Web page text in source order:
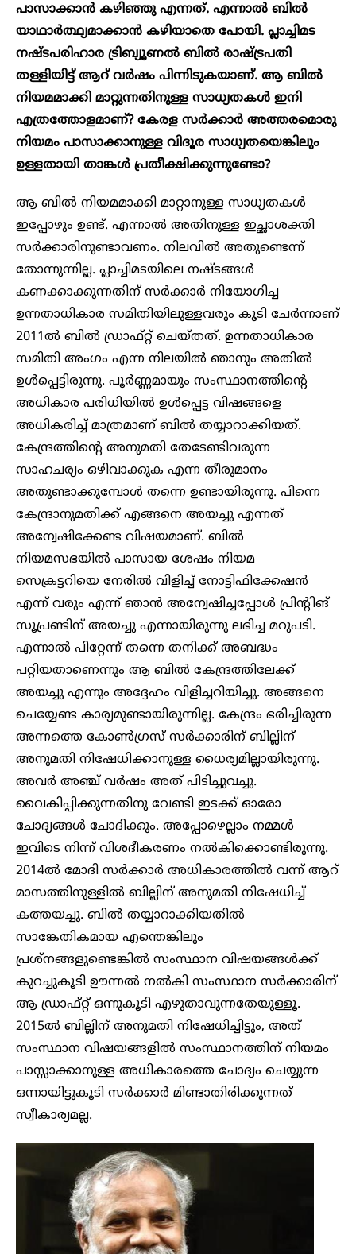
പാസാക്കാൻ കഴിഞ്ഞു എന്നത്. എന്നാൽ ബിൽ
യാഥാർത്ഥ്യമാക്കാൻ കഴിയാതെ പോയി. പ്ലാച്ചിമട
നഷ്ടപരിഹാര ട്രിബ്യൂണല്‍ ബില്‍ രാഷ്ട്രപതി
തള്ളിയിട്ട് ആറ് വർഷം പിന്നിടുകയാണ്. ആ ബിൽ
നിയമമാക്കി മാറ്റുന്നതിനുള്ള സാധ്യതകള്‍ ഇനി
എത്രത്തോളമാണ്? കേരള സര്‍ക്കാര്‍ അത്തരമൊരു
നിയമം പാസാക്കാനുള്ള വിദൂര സാധ്യതയെങ്കിലും
ഉള്ളതായി താങ്കൾ പ്രതീക്ഷിക്കുന്നുണ്ടോ?
ആ ബില്‍ നിയമമാക്കി മാറ്റാനുള്ള സാധ്യതകള്‍
ഇപ്പോഴും ഉണ്ട്. എന്നാല്‍ അതിനുള്ള ഇച്ഛാശക്തി
സര്‍ക്കാരിനുണ്ടാവണം. നിലവിൽ അതുണ്ടെന്ന്
തോന്നുന്നില്ല. പ്ലാച്ചിമടയിലെ നഷ്ടങ്ങൾ
കണക്കാക്കുന്നതിന് സര്‍ക്കാര്‍ നിയോഗിച്ച
ഉന്നതാധികാര സമിതിയിലുള്ളവരും കൂടി ചേര്‍ന്നാണ്
2011ൽ ബില്‍ ഡ്രാഫ്റ്റ് ചെയ്തത്. ഉന്നതാധികാര
സമിതി അം​ഗം എന്ന നിലയിൽ ഞാനും അതിൽ
ഉൾപ്പെട്ടിരുന്നു. പൂര്‍ണ്ണമായും സംസ്ഥാനത്തിന്റെ
അധികാര പരിധിയിൽ ഉള്‍പ്പെട്ട വിഷങ്ങളെ
അധികരിച്ച് മാത്രമാണ് ബിൽ തയ്യാറാക്കിയത്.
കേന്ദ്രത്തിന്റെ അനുമതി തേടേണ്ടിവരുന്ന
സാഹചര്യം ഒഴിവാക്കുക എന്ന തീരുമാനം
അതുണ്ടാക്കുമ്പോള്‍ തന്നെ ഉണ്ടായിരുന്നു. പിന്നെ
കേന്ദ്രാനുമതിക്ക് എങ്ങനെ അയച്ചു എന്നത്
അന്വേഷിക്കേണ്ട വിഷയമാണ്. ബിൽ
നിയമസഭയിൽ പാസായ ശേഷം നിയമ
സെക്രട്ടറിയെ നേരില്‍ വിളിച്ച് നോട്ടിഫിക്കേഷന്‍
എന്ന് വരും എന്ന് ഞാൻ അന്വേഷിച്ചപ്പോള്‍ പ്രിന്റിങ്
സൂപ്രണ്ടിന് അയച്ചു എന്നായിരുന്നു ലഭിച്ച മറുപടി.
എന്നാല്‍ പിറ്റേന്ന് തന്നെ തനിക്ക് അബദ്ധം
പറ്റിയതാണെന്നും ആ ബില്‍ കേന്ദ്രത്തിലേക്ക്
അയച്ചു എന്നും അദ്ദേഹം വിളിച്ചറിയിച്ചു. അങ്ങനെ
ചെയ്യേണ്ട കാര്യമുണ്ടായിരുന്നില്ല. കേന്ദ്രം ഭരിച്ചിരുന്ന
അന്നത്തെ കോണ്‍ഗ്രസ് സര്‍ക്കാരിന് ബില്ലിന്
അനുമതി നിഷേധിക്കാനുള്ള ധൈര്യമില്ലായിരുന്നു.
അവര്‍ അഞ്ച് വര്‍ഷം അത് പിടിച്ചുവച്ചു.
വൈകിപ്പിക്കുന്നതിനു വേണ്ടി ഇടക്ക് ഓരോ
ചോദ്യങ്ങള്‍ ചോദിക്കും. അപ്പോഴെല്ലാം നമ്മള്‍
ഇവിടെ നിന്ന് വിശദീകരണം നല്‍കിക്കൊണ്ടിരുന്നു.
2014ല്‍ മോദി സര്‍ക്കാര്‍ അധികാരത്തില്‍ വന്ന് ആറ്
മാസത്തിനുള്ളില്‍ ബില്ലിന് അനുമതി നിഷേധിച്ച്
കത്തയച്ചു. ബിൽ തയ്യാറാക്കിയതിൽ
സാങ്കേതികമായ എന്തെങ്കിലും
പ്രശ്‌നങ്ങളുണ്ടെങ്കില്‍ സംസ്ഥാന വിഷയങ്ങള്‍ക്ക്
കുറച്ചുകൂടി ഊന്നല്‍ നല്‍കി സംസ്ഥാന സര്‍ക്കാരിന്
ആ ഡ്രാഫ്റ്റ് ഒന്നുകൂടി എഴുതാവുന്നതേയുള്ളൂ.
2015ല്‍ ബില്ലിന് അനുമതി നിഷേധിച്ചിട്ടും, അത്
സംസ്ഥാന വിഷയങ്ങളില്‍ സംസ്ഥാനത്തിന് നിയമം
പാസ്സാക്കാനുള്ള അധികാരത്തെ ചോദ്യം ചെയ്യുന്ന
ഒന്നായിട്ടുകൂടി സര്‍ക്കാര്‍ മിണ്ടാതിരിക്കുന്നത്
സ്വീകാര്യമല്ല.